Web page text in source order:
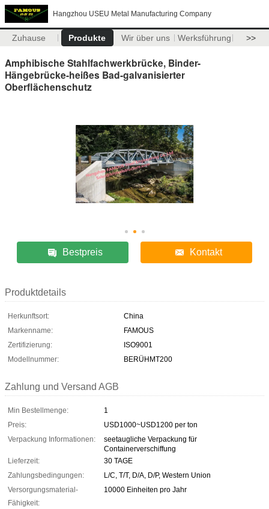
Hangzhou USEU Metal Manufacturing Company
Zuhause Produkte Wir über uns Werksführung >>
Amphibische Stahlfachwerkbrücke, Binder-
Hängebrücke-heißes Bad-galvanisierter
Oberflächenschutz
Bestpreis Kontakt
Produktdetails
Herkunftsort:
China
Markenname:
FAMOUS
Zertifizierung:
ISO9001
Modellnummer:
BERÜHMT200
Zahlung und Versand AGB
Min Bestellmenge:
1
Preis:
USD1000~USD1200 per ton
Verpackung Informationen:
seetaugliche Verpackung für
Containerverschiffung
Lieferzeit:
30 TAGE
Zahlungsbedingungen:
L/C, T/T, D/A, D/P, Western Union
Versorgungsmaterial-
Fähigkeit:
10000 Einheiten pro Jahr